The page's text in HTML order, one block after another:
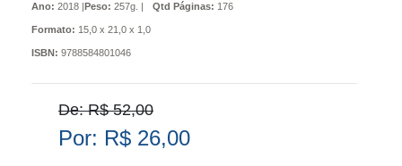
Ano: 2018 | Peso: 257g. | Qtd Páginas: 176
Formato: 15,0 x 21,0 x 1,0
ISBN: 9788584801046
De: R$ 52,00
Por: R$ 26,00